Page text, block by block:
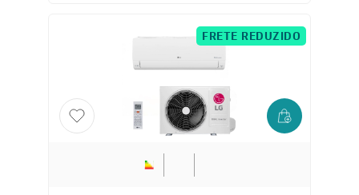
FRETE REDUZIDO